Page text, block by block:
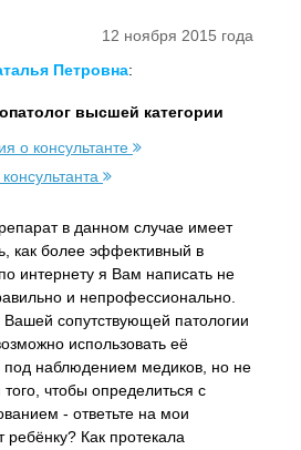
12 ноября 2015 года
Петровна:
высшей категории
о консультанте
в данном случае имеет
как более эффективный в
интернету я Вам написать не
и непрофессионально.
Вашей сопутствующей патологии
использовать её
под наблюдением медиков, но не
чтобы определиться с
- ответьте на мои
ребёнку? Как протекала